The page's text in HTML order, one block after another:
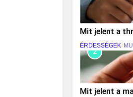
Mit jelent a
ÉRDESSÉGEK
2
Mit jelent a